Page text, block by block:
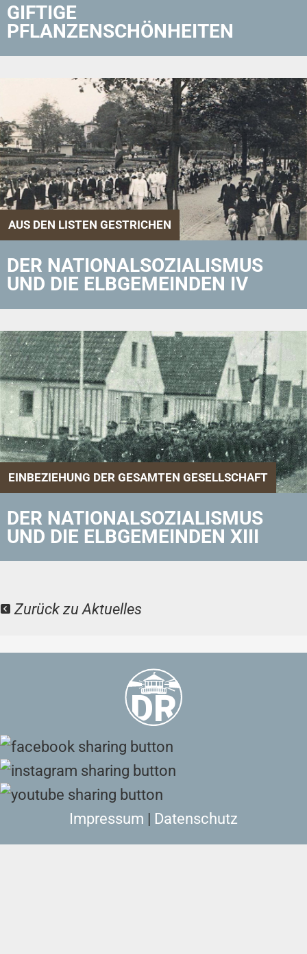
GIFTIGE
PFLANZENSCHÖNHEITEN
AUS DEN LISTEN GESTRICHEN
DER NATIONALSOZIALISMUS
UND DIE ELBGEMEINDEN IV
EINBEZIEHUNG DER GESAMTEN GESELLSCHAFT
DER NATIONALSOZIALISMUS
UND DIE ELBGEMEINDEN XIII
Zurück zu Aktuelles
Impressum | Datenschutz